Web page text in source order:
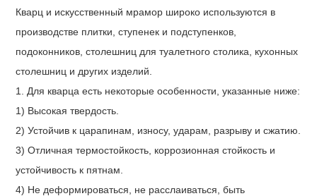
Кварц и искусственный мрамор широко используются в
производстве плитки, ступенек и подступенков,
подоконников, столешниц для туалетного столика, кухонных
столешниц и других изделий.
1. Для кварца есть некоторые особенности, указанные ниже:
1) Высокая твердость.
2) Устойчив к царапинам, износу, ударам, разрыву и сжатию.
3) Отличная термостойкость, коррозионная стойкость и
устойчивость к пятнам.
4) Не деформироваться, не расслаиваться, быть